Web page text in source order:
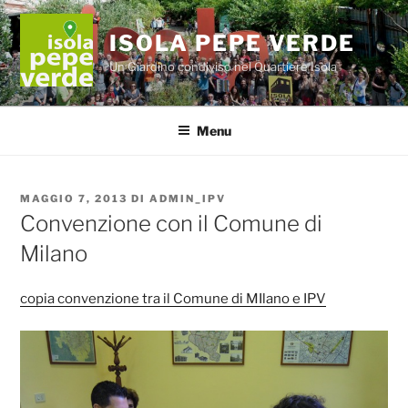
Salta
al
contenuto
ISOLA PEPE VERDE
Un Giardino condiviso nel Quartiere Isola
Menu
PUBBLICATO
IL
MAGGIO 7, 2013 DIADMIN_IPV
Convenzione con il Comune di
Milano
copia convenzione tra il Comune di MIlano e IPV